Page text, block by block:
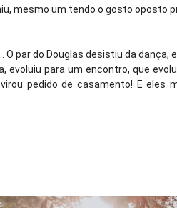
mesmo um tendo o gosto oposto
par do Douglas desistiu da dança,
evoluiu para um encontro, que
pedido de casamento! E eles